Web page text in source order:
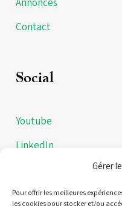
Gérer
Pour offrir les meilleures
les cookies pour stocker et/ou
Contact
Social
Youtube
LinkedIn
Politiques de